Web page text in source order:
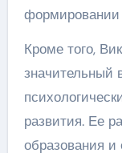
формировании
Кроме того,
значительный
развития. Ее
образования и